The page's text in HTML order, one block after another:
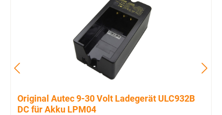
Original Autec 9-30 Volt Ladegerät ULC932B
DC für Akku LPM04